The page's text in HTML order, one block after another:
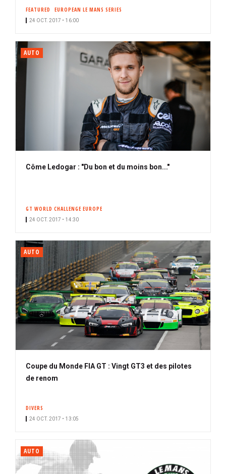
FEATURED EUROPEAN LE MANS SERIES
24 OCT. 2017 • 16:00
AUTO
Côme Ledogar : "Du bon et du moins bon..."
GT WORLD CHALLENGE EUROPE
24 OCT. 2017 • 14:30
AUTO
Coupe du Monde FIA GT : Vingt GT3 et des pilotes
de renom
DIVERS
24 OCT. 2017 • 13:05
AUTO